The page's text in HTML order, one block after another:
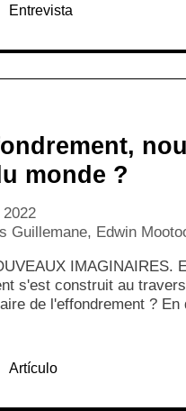
reflètent-elles le
elles les rapports
Entrevista
monde ?
Guillemane, Edwin
IMAGINAIRES.
s'est construit au
de l'effondrement ? En
Artículo